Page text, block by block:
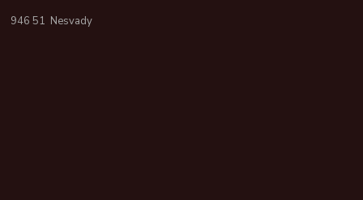
946 51 Nesvady